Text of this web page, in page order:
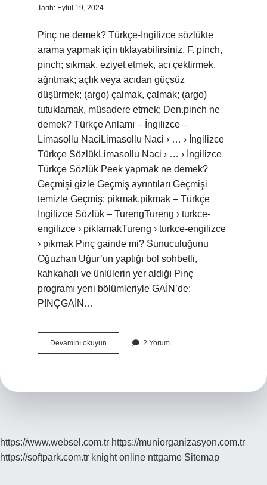
Tarih: Eylül 19, 2024
Pinç ne demek? Türkçe-İngilizce sözlükte
arama yapmak için tıklayabilirsiniz. F. pinch,
pinch; sıkmak, eziyet etmek, acı çektirmek,
ağrıtmak; açlık veya acıdan güçsüz
düşürmek; (argo) çalmak, çalmak; (argo)
tutuklamak, müsadere etmek; Den.pinch ne
demek? Türkçe Anlamı – İngilizce –
Limasollu NaciLimasollu Naci › … › İngilizce
Türkçe SözlükLimasollu Naci › … › İngilizce
Türkçe Sözlük Peek yapmak ne demek?
Geçmişi gizle Geçmiş ayrıntıları Geçmişi
temizle Geçmiş: pikmak.pikmak – Türkçe
İngilizce Sözlük – TurengTureng › turkce-
engilizce › piklamakTureng › turkce-engilizce
› pikmak Pinç gainde mi? Sunuculuğunu
Oğuzhan Uğur’un yaptığı bol sohbetli,
kahkahalı ve ünlülerin yer aldığı Pınç
programı yeni bölümleriyle GAİN’de:
P!NÇGAİN…
Devamını okuyun
Yapmak
2 Yorum
https://www.websel.com.tr https://muniorganizasyon.com.tr
https://softpark.com.tr knight online nttgame Sitemap